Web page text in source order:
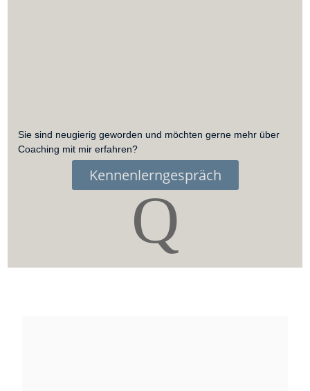
Sie sind neugierig geworden und möchten gerne mehr über
Coaching mit mir erfahren?
Kennenlerngespräch
Q